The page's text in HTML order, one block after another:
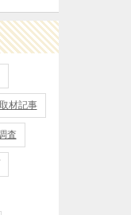
取材記事
査